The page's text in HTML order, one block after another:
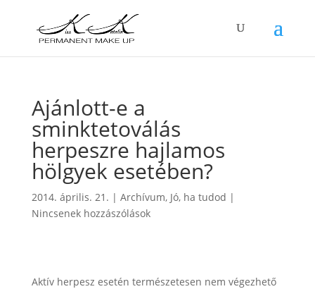
Ajánlott-e a
sminktetoválás
herpeszre hajlamos
hölgyek esetében?
2014. április. 21. | Archívum, Jó, ha tudod |
Nincsenek hozzászólások
Aktív herpesz esetén természetesen nem végezhető